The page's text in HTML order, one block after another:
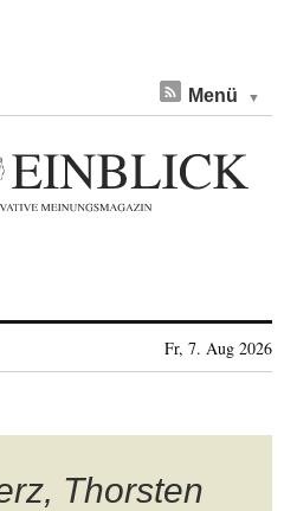
Menü
Fr, 7. Aug 2026
Thorsten